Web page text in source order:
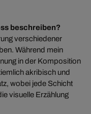
beschreiben?
verschiedener
Während mein
in der Komposition
akribisch und
wobei jede Schicht
visuelle Erzählung